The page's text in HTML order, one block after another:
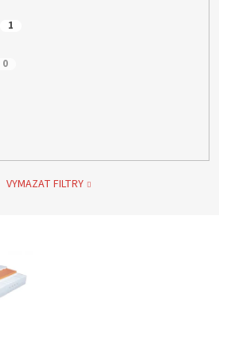
1
0
VYMAZAT FILTRY